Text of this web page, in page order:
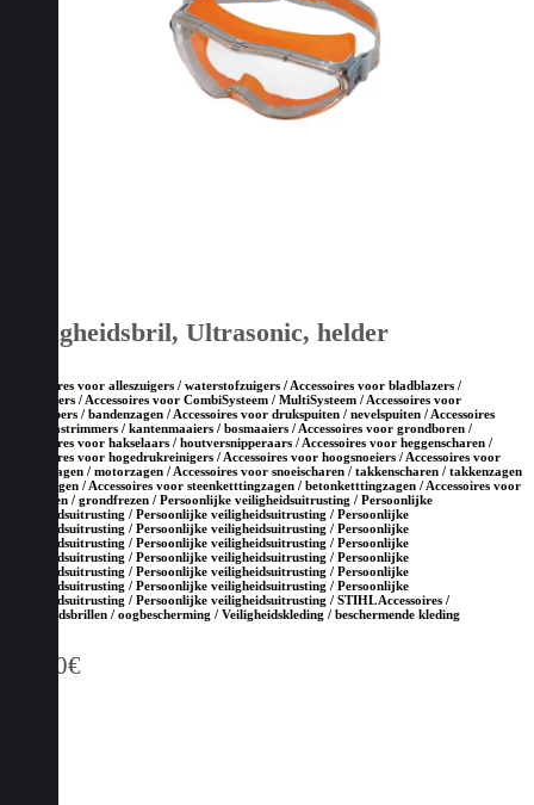
Veiligheidsbril, Ultrasonic, helder
Accessoires voor alleszuigers / waterstofzuigers / Accessoires voor bladblazers /
bladzuigers / Accessoires voor CombiSysteem / MultiSysteem / Accessoires voor
doorslijpers / bandenzagen / Accessoires voor drukspuiten / nevelspuiten / Accessoires
voor grastrimmers / kantenmaaiers / bosmaaiers / Accessoires voor grondboren /
Accessoires voor hakselaars / houtversnipperaars / Accessoires voor heggenscharen /
Accessoires voor hogedrukreinigers / Accessoires voor hoogsnoeiers / Accessoires voor
kettingzagen / motorzagen / Accessoires voor snoeischaren / takkenscharen / takkenzagen
/ snoeizagen / Accessoires voor steenketttingzagen / betonketttingzagen / Accessoires voor
tuinfrezen / grondfrezen / Persoonlijke veiligheidsuitrusting / Persoonlijke
veiligheidsuitrusting / Persoonlijke veiligheidsuitrusting / Persoonlijke
veiligheidsuitrusting / Persoonlijke veiligheidsuitrusting / Persoonlijke
veiligheidsuitrusting / Persoonlijke veiligheidsuitrusting / Persoonlijke
veiligheidsuitrusting / Persoonlijke veiligheidsuitrusting / Persoonlijke
veiligheidsuitrusting / Persoonlijke veiligheidsuitrusting / Persoonlijke
veiligheidsuitrusting / Persoonlijke veiligheidsuitrusting / Persoonlijke
veiligheidsuitrusting / Persoonlijke veiligheidsuitrusting / STIHL Accessoires /
Veiligheidsbrillen / oogbescherming / Veiligheidskleding / beschermende kleding
30,90€